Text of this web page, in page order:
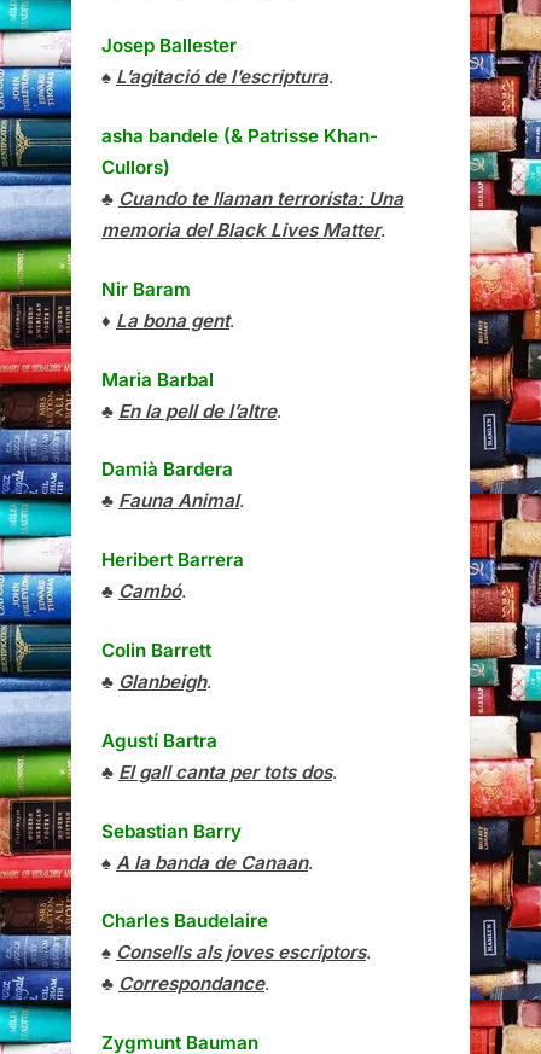
Josep Ballester
♠ L’agitació de l’escriptura.
asha bandele (& Patrisse Khan-
Cullors)
♣ Cuando te llaman terrorista: Una
memoria del Black Lives Matter.
Nir Baram
♦ La bona gent.
Maria Barbal
♣ En la pell de l’altre.
Damià Bardera
♣ Fauna Animal.
Heribert Barrera
♣ Cambó.
Colin Barrett
♣ Glanbeigh.
Agustí Bartra
♣ El gall canta per tots dos.
Sebastian Barry
♠ A la banda de Canaan.
Charles Baudelaire
♠ Consells als joves escriptors.
♣ Correspondance.
Zygmunt Bauman